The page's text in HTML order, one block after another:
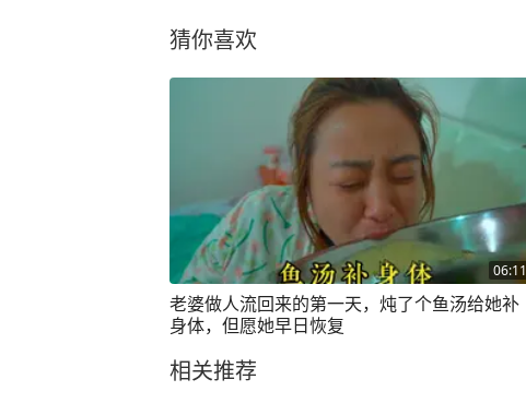
猜你喜欢
06:11
老婆做人流回来的第一天，炖了个鱼汤给她补
身体，但愿她早日恢复
相关推荐